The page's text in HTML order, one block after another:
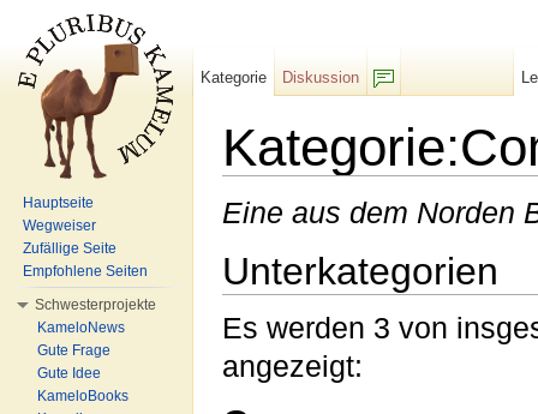
Eine aus dem Norden
Unterkategorien
Es werden 3 von
angezeigt:
Kategorie
Diskussion
Hauptseite
Wegweiser
Zufällige Seite
Empfohlene Seiten
Schwesterprojekte
KameloNews
Gute Frage
Gute Idee
KameloBooks